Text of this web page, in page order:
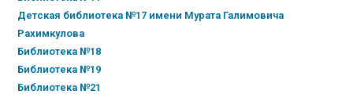
Детская библиотека №17 имени Мурата Галимовича
Рахимкулова
Библиотека №18
Библиотека №19
Библиотека №21